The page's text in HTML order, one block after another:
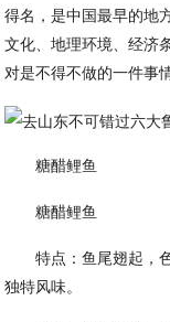
得名，是中国最早的地
文化、地理环境、经济
对是不得不做的一件事情
糖醋鲤鱼
糖醋鲤鱼
特点：鱼尾翅起，
独特风味。